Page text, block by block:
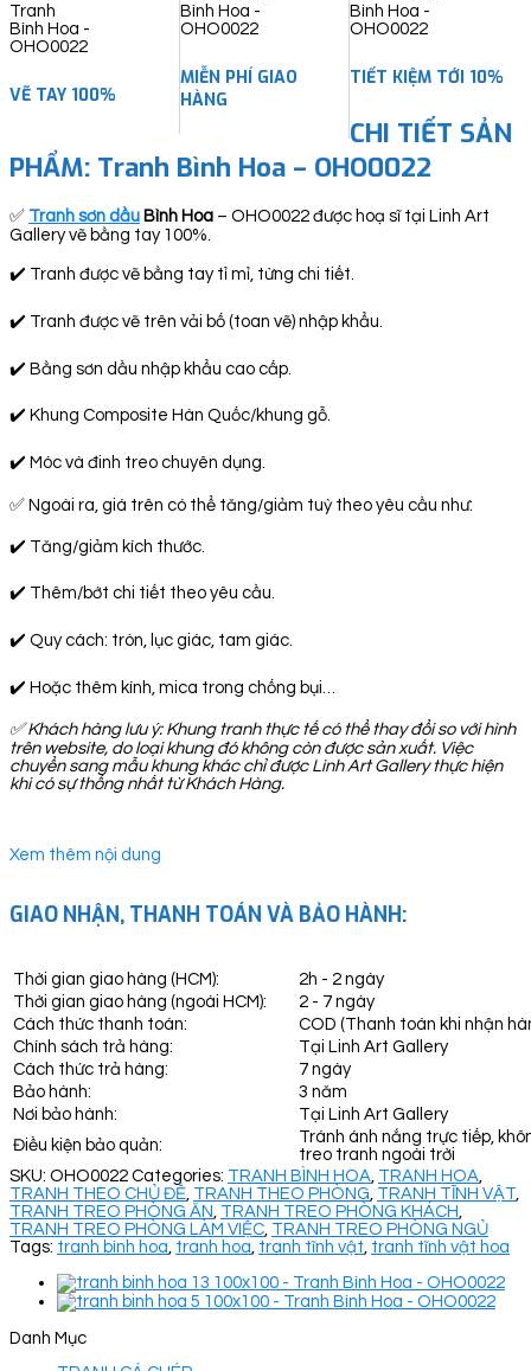
VẼ TAY 100%
MIỄN PHÍ GIAO
HÀNG
TIẾT KIỆM TỚI 10%
CHI TIẾT SẢN
PHẨM: Tranh Bình Hoa – OHO0022
✅ Tranh sơn dầu Bình Hoa – OHO0022 được hoạ sĩ tại Linh Art
Gallery vẽ bằng tay 100%.
✔️ Tranh được vẽ bằng tay tỉ mỉ, từng chi tiết.
✔️ Tranh được vẽ trên vải bố (toan vẽ) nhập khẩu.
✔️ Bằng sơn dầu nhập khẩu cao cấp.
✔️ Khung Composite Hàn Quốc/khung gỗ.
✔️ Móc và đinh treo chuyên dụng.
✅ Ngoài ra, giá trên có thể tăng/giảm tuỳ theo yêu cầu như:
✔️ Tăng/giảm kích thước.
✔️ Thêm/bớt chi tiết theo yêu cầu.
✔️ Quy cách: tròn, lục giác, tam giác.
✔️ Hoặc thêm kính, mica trong chống bụi…
✅Khách hàng lưu ý: Khung tranh thực tế có thể thay đổi so với hình
trên website, do loại khung đó không còn được sản xuất. Việc
chuyển sang mẫu khung khác chỉ được Linh Art Gallery thực hiện
khi có sự thống nhất từ Khách Hàng.
Xem thêm nội dung
GIAO NHẬN, THANH TOÁN VÀ BẢO HÀNH:
Thời gian giao hàng (HCM):
2h - 2 ngày
Thời gian giao hàng (ngoài HCM):
2 - 7 ngày
Cách thức thanh toán:
COD (Thanh toán khi nhận
Chính sách trả hàng:
Tại Linh Art Gallery
Cách thức trả hàng:
7 ngày
Bảo hành:
3 năm
Nơi bảo hành:
Tại Linh Art Gallery
Điều kiện bảo quản:
Tránh ánh nắng trực tiếp,
treo tranh ngoài trời
SKU: OHO0022 Categories: TRANH BÌNH HOA, TRANH HOA,
TRANH THEO CHỦ ĐỀ, TRANH THEO PHÒNG, TRANH TĨNH VẬT,
TRANH TREO PHÒNG ĂN, TRANH TREO PHÒNG KHÁCH,
TRANH TREO PHÒNG LÀM VIỆC, TRANH TREO PHÒNG NGỦ
Tags: tranh bình hoa, tranh hoa, tranh tĩnh vật, tranh tĩnh vật hoa
Danh Mục